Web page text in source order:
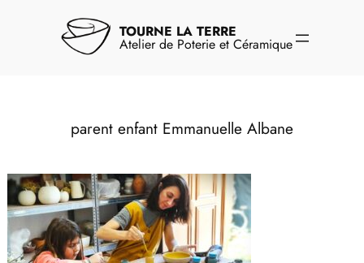
TOURNE LA TERRE
Atelier de Poterie et Céramique
parent enfant Emmanuelle Albane